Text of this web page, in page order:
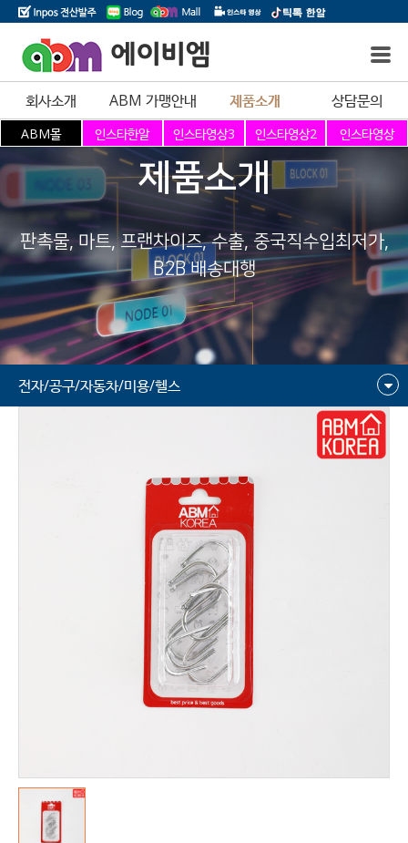
에이비엠
회사소개 ABM 가맹안내 제품소개 상담문의
제품소개
판촉물, 마트, 프랜차이즈, 수출, 중국직수입최저가,
B2B 배송대행
전자/공구/자동차/미용/헬스